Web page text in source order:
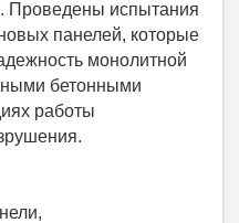
Проведены испытания
панелей, которые
монолитной
бетонными
работы